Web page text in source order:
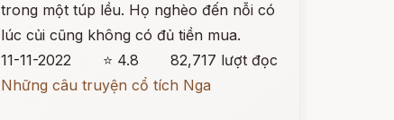
trong một túp lều. Họ nghèo đến nỗi có
lúc củi cũng không có đủ tiền mua.
11-11-2022
⭐ 4.8
82,717 lượt đọc
Những câu truyện cổ tích Nga